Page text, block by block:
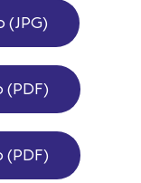
(JPG)
(PDF)
(PDF)